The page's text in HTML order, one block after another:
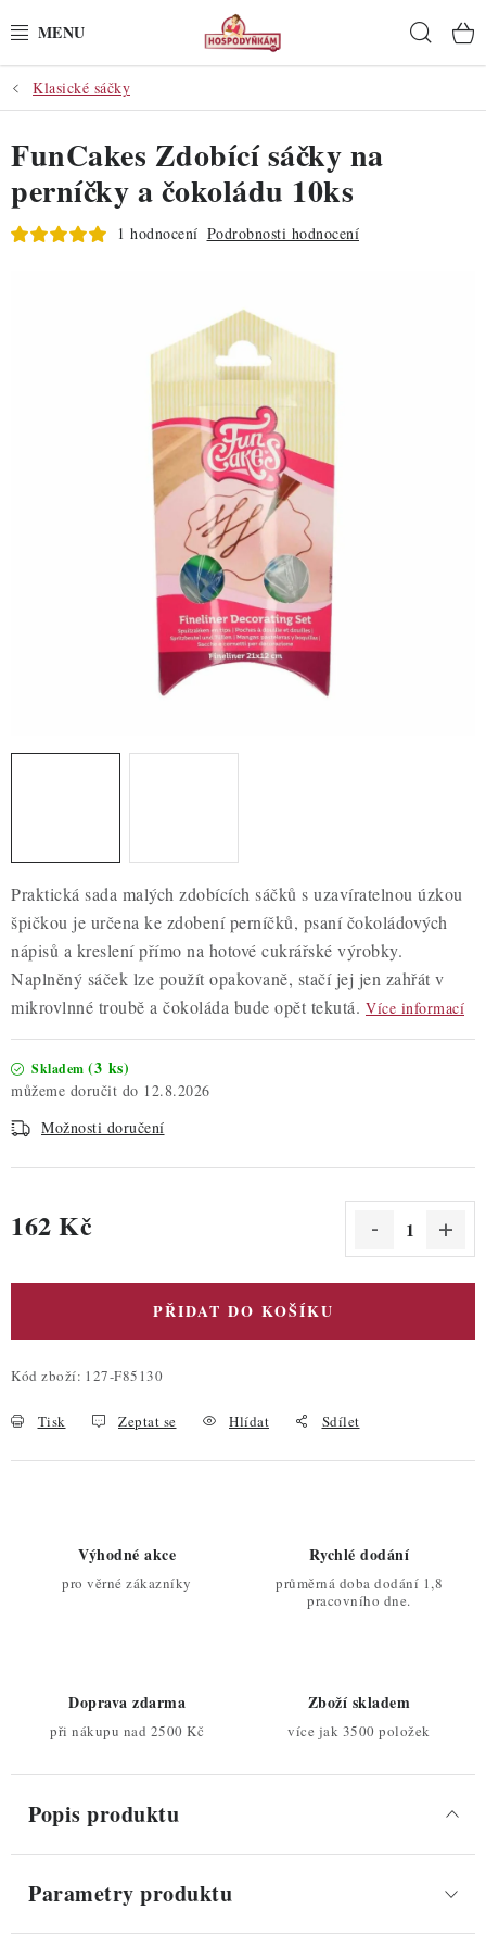
na
POTŘEBY
POMŮCKY
SUROVINY
TÉMATICKÉ PRODUKTY
Hodnocení obchodu
Blog
Moje objednávka
Podmínky ochrany osobních údajů
Klasické sáčky
Praktická sada malých zdobících sáčků s uzavíratelnou úzkou
špičkou je určena ke zdobení perníčků, psaní čokoládových
nápisů a kreslení přímo na hotové cukrářské výrobky.
Naplněný sáček lze použít opakovaně, stačí jej jen zahřát v
mikrovlnné troubě a čokoláda bude opět tekutá. Více informací
Skladem (3 ks)
12.8.2026
Možnosti doručení
162 Kč
PŘIDAT DO KOŠÍKU
Kód zboží: 127-F85130
Tisk Zeptat se Hlídat Sdílet
FunCakes Zdobící sáčky na
perníčky a čokoládu 10ks
1 hodnocení Podrobnosti hodnocení
Výhodné akce
pro věrné zákazníky
Rychlé dodání
průměrná doba dodání 1,8
pracovního dne.
Doprava zdarma
při nákupu nad 2500 Kč
Zboží skladem
více jak 3500 položek
Popis produktu
Parametry produktu